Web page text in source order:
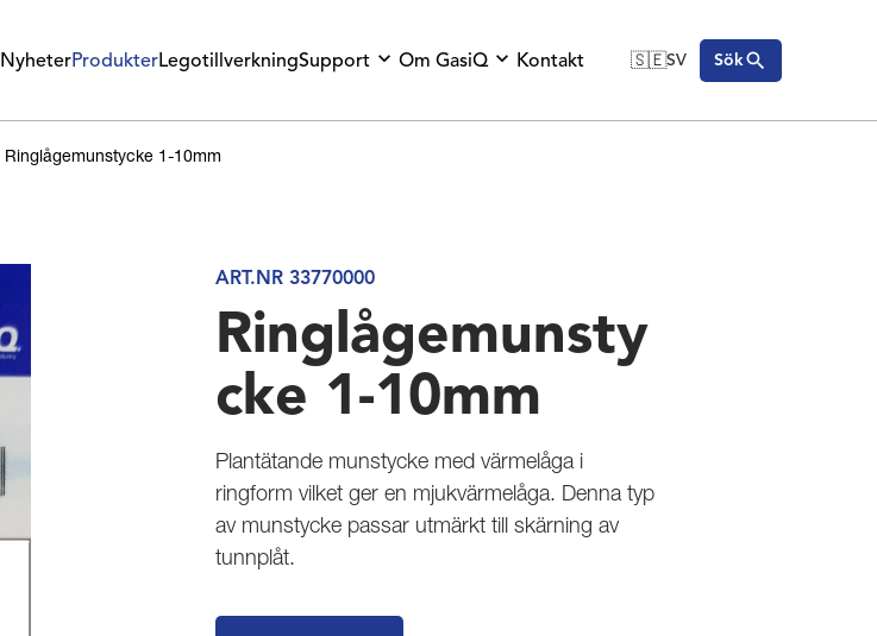
NyheterProdukterLegotillverkningSupport Om GasiQ Kontakt 🇸🇪SV Sök
Ringlågemunstycke 1-10mm
ART.NR 33770000
Ringlågemunsty
cke 1-10mm
Plantätande munstycke med värmelåga i
ringform vilket ger en mjukvärmelåga. Denna typ
av munstycke passar utmärkt till skärning av
tunnplåt.